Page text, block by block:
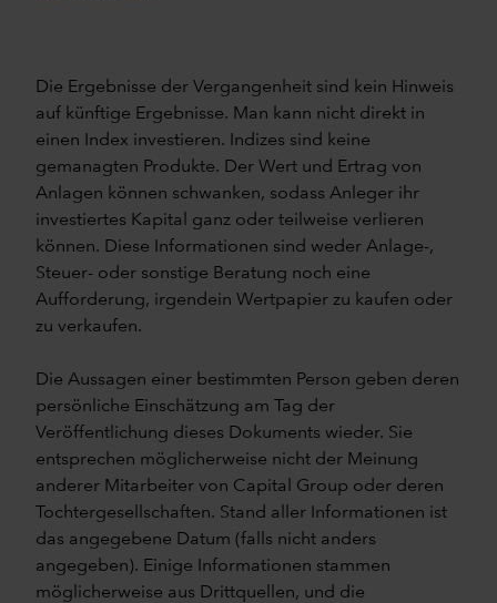
Die Ergebnisse der Vergangenheit sind kein Hinweis
auf künftige Ergebnisse. Man kann nicht direkt in
einen Index investieren. Indizes sind keine
gemanagten Produkte. Der Wert und Ertrag von
Anlagen können schwanken, sodass Anleger ihr
investiertes Kapital ganz oder teilweise verlieren
können. Diese Informationen sind weder Anlage-,
Steuer- oder sonstige Beratung noch eine
Aufforderung, irgendein Wertpapier zu kaufen oder
zu verkaufen.
Die Aussagen einer bestimmten Person geben deren
persönliche Einschätzung am Tag der
Veröffentlichung dieses Dokuments wieder. Sie
entsprechen möglicherweise nicht der Meinung
anderer Mitarbeiter von Capital Group oder deren
Tochtergesellschaften. Stand aller Informationen ist
das angegebene Datum (falls nicht anders
angegeben). Einige Informationen stammen
möglicherweise aus Drittquellen, und die